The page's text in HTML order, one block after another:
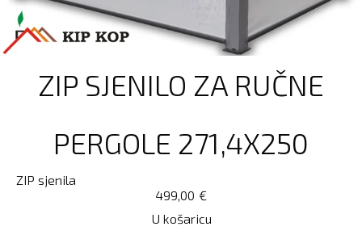
ZIP SJENILO ZA RUČNE
PERGOLE 271,4X250
ZIP sjenila
€
499,00
U košaricu